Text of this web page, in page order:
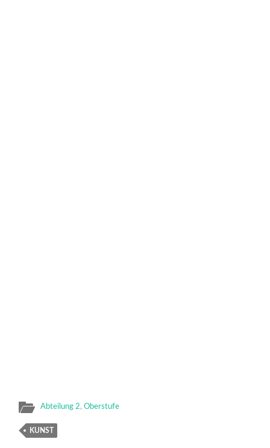
Abteilung 2,Oberstufe
KUNST